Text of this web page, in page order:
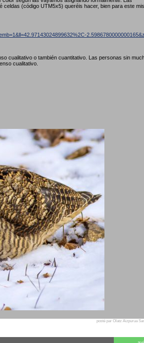
(código UTM5x5) queréis hacer, bien para este
cualitativo o también cuantitativo. Las personas sin
cualitativo.
posté par Olatz Aizpurua